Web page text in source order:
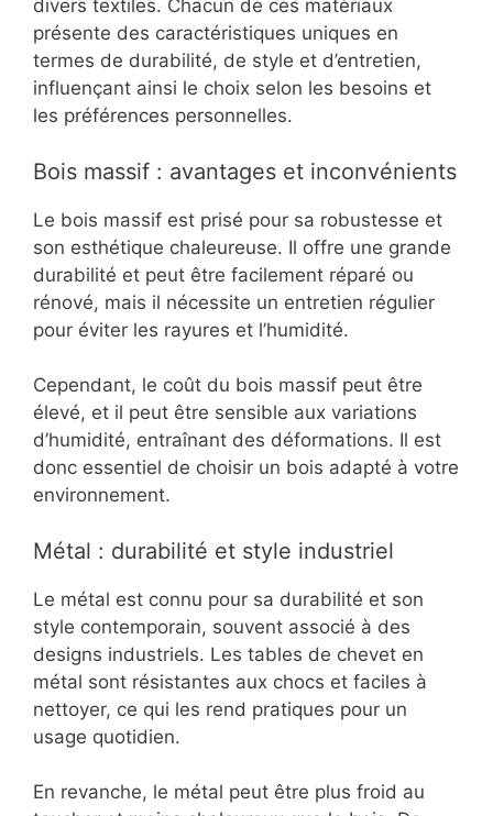
divers textiles. Chacun de ces matériaux
présente des caractéristiques uniques en
termes de durabilité, de style et d’entretien,
influençant ainsi le choix selon les besoins et
les préférences personnelles.
Bois massif : avantages et inconvénients
Le bois massif est prisé pour sa robustesse et
son esthétique chaleureuse. Il offre une grande
durabilité et peut être facilement réparé ou
rénové, mais il nécessite un entretien régulier
pour éviter les rayures et l’humidité.
Cependant, le coût du bois massif peut être
élevé, et il peut être sensible aux variations
d’humidité, entraînant des déformations. Il est
donc essentiel de choisir un bois adapté à votre
environnement.
Métal : durabilité et style industriel
Le métal est connu pour sa durabilité et son
style contemporain, souvent associé à des
designs industriels. Les tables de chevet en
métal sont résistantes aux chocs et faciles à
nettoyer, ce qui les rend pratiques pour un
usage quotidien.
En revanche, le métal peut être plus froid au